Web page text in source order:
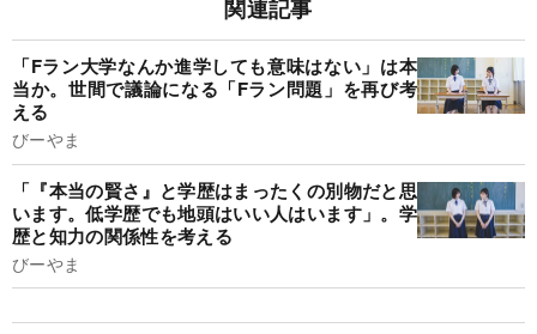
関連記事
「Fラン大学なんか進学しても意味はない」は本
当か。世間で議論になる「Fラン問題」を再び考
える
びーやま
「『本当の賢さ』と学歴はまったくの別物だと思
います。低学歴でも地頭はいい人はいます」。学
歴と知力の関係性を考える
びーやま